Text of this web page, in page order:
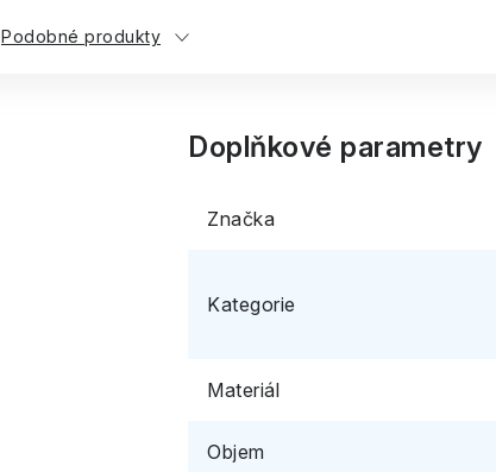
Podobné produkty
Doplňkové parametry
Značka
Kategorie
Materiál
Objem